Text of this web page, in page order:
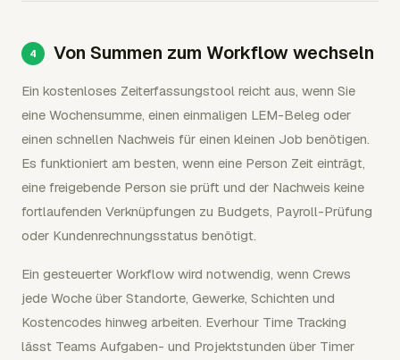
Von Summen zum Workflow wechseln
Ein kostenloses Zeiterfassungstool reicht aus, wenn Sie
eine Wochensumme, einen einmaligen LEM-Beleg oder
einen schnellen Nachweis für einen kleinen Job benötigen.
Es funktioniert am besten, wenn eine Person Zeit einträgt,
eine freigebende Person sie prüft und der Nachweis keine
fortlaufenden Verknüpfungen zu Budgets, Payroll-Prüfung
oder Kundenrechnungsstatus benötigt.
Ein gesteuerter Workflow wird notwendig, wenn Crews
jede Woche über Standorte, Gewerke, Schichten und
Kostencodes hinweg arbeiten. Everhour Time Tracking
lässt Teams Aufgaben- und Projektstunden über Timer